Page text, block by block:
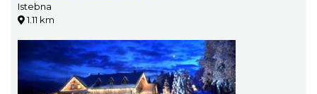
Istebna
1.11 km